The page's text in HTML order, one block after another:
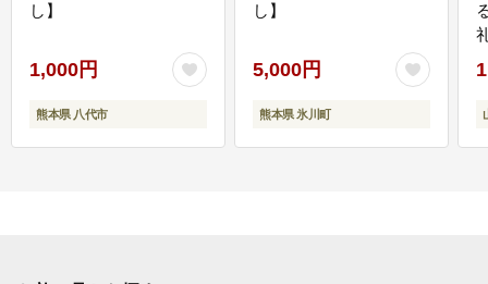
し】
1,000円
熊本県 八代市
し】
5,000円
熊本県 氷川町